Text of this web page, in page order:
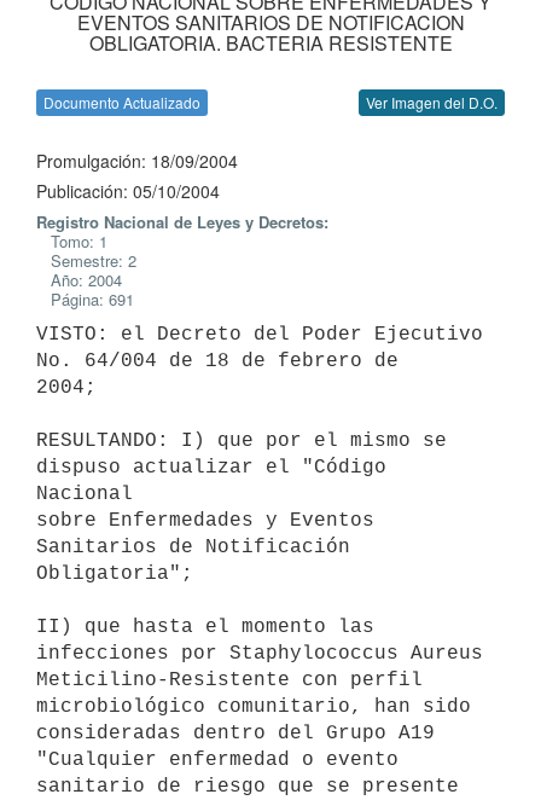
EVENTOS SANITARIOS DE NOTIFICACION
OBLIGATORIA. BACTERIA RESISTENTE
Documento Actualizado Ver Imagen del D.O.
Promulgación: 18/09/2004
Publicación: 05/10/2004
Registro Nacional de Leyes y Decretos:
Tomo: 1
Semestre: 2
Año: 2004
Página: 691
VISTO: el Decreto del Poder Ejecutivo
No. 64/004 de 18 de febrero de
2004;
RESULTANDO: I) que por el mismo se
dispuso actualizar el "Código
Nacional
sobre Enfermedades y Eventos
Sanitarios de Notificación
Obligatoria";
II) que hasta el momento las
infecciones por Staphylococcus Aureus
Meticilino-Resistente con perfil
microbiológico comunitario, han sido
consideradas dentro del Grupo A19
"Cualquier enfermedad o evento
sanitario de riesgo que se presente